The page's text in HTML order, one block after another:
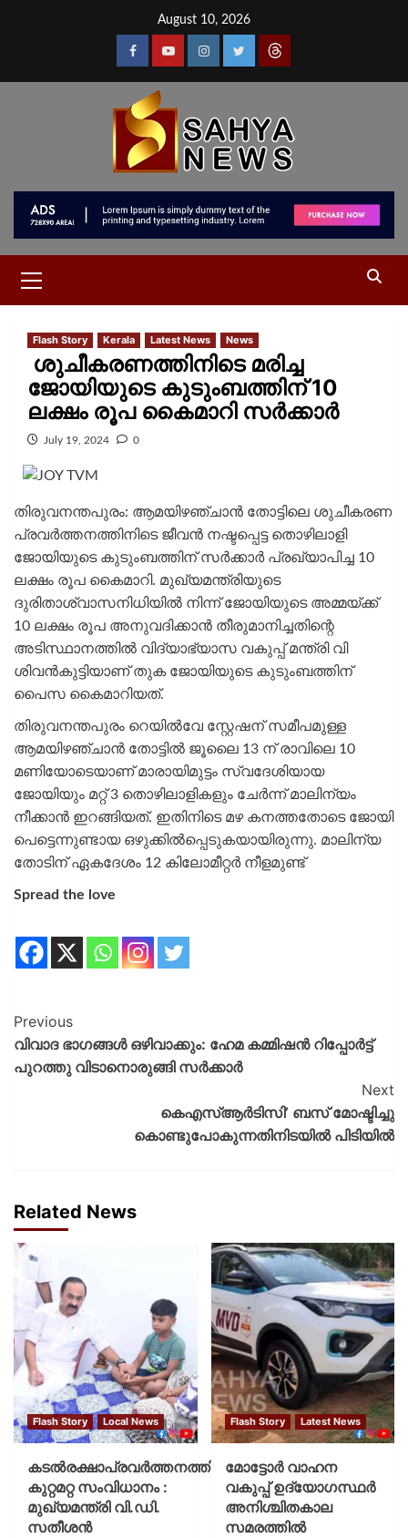
August 10, 2026
Flash Story Kerala Latest News News
ശുചീകരണത്തിനിടെ മരിച്ച
ജോയിയുടെ കുടുംബത്തിന് 10
ലക്ഷം രൂപ കൈമാറി സർക്കാർ
July 19, 2024 0
തിരുവനന്തപുരം: ആമയിഴഞ്ചാൻ തോട്ടിലെ ശുചീകരണ
പ്രവർത്തനത്തിനിടെ ജീവൻ നഷ്ടപ്പെട്ട തൊഴിലാളി
ജോയിയുടെ കുടുംബത്തിന് സർക്കാർ പ്രഖ്യാപിച്ച 10
ലക്ഷം രൂപ കൈമാറി. മുഖ്യമന്ത്രിയുടെ
ദുരിതാശ്വാസനിധിയിൽ നിന്ന് ജോയിയുടെ അമ്മയ്ക്ക്
10 ലക്ഷം രൂപ അനുവദിക്കാൻ തീരുമാനിച്ചതിന്റെ
അടിസ്ഥാനത്തിൽ വിദ്യാഭ്യാസ വകുപ്പ് മന്ത്രി വി
ശിവൻകുട്ടിയാണ് തുക ജോയിയുടെ കുടുംബത്തിന്
പൈസ കൈമാറിയത്.
തിരുവനന്തപുരം റെയിൽവേ സ്റ്റേഷന് സമീപമുള്ള
ആമയിഴഞ്ചാൻ തോട്ടിൽ ജൂലൈ 13 ന് രാവിലെ 10
മണിയോടെയാണ് മാരായിമുട്ടം സ്വദേശിയായ
ജോയിയും മറ്റ് 3 തൊഴിലാളികളും ചേർന്ന് മാലിന്യം
നീക്കാൻ ഇറങ്ങിയത്. ഇതിനിടെ മഴ കനത്തതോടെ ജോയി
പെട്ടെന്നുണ്ടായ ഒഴുക്കില്‍പ്പെടുകയായിരുന്നു. മാലിന്യ
തോടിന് ഏകദേശം 12 കിലോമീറ്റർ നീളമുണ്ട്
Spread the love
Previous
വിവാദ ഭാഗങ്ങൾ ഒഴിവാക്കും: ഹേമ കമ്മിഷൻ റിപ്പോർട്ട്
പുറത്തു വിടാനൊരുങ്ങി സർക്കാർ
Next
കെഎസ്‌ആര്‍ടിസി’ ബസ് മോഷ്ടിച്ചു
കൊണ്ടുപോകുന്നതിനിടയിൽ പിടിയില്‍
Related News
Flash Story Local News
കടല്‍രക്ഷാപ്രവര്‍ത്തനത്തിന്
കുറ്റമറ്റ സംവിധാനം :
മുഖ്യമന്ത്രി വി.ഡി.
സതീശന്‍
Flash Story Latest News
മോട്ടോര്‍ വാഹന
വകുപ്പ് ഉദ്യോഗസ്ഥര്‍
അനിശ്ചിതകാല
സമരത്തില്‍